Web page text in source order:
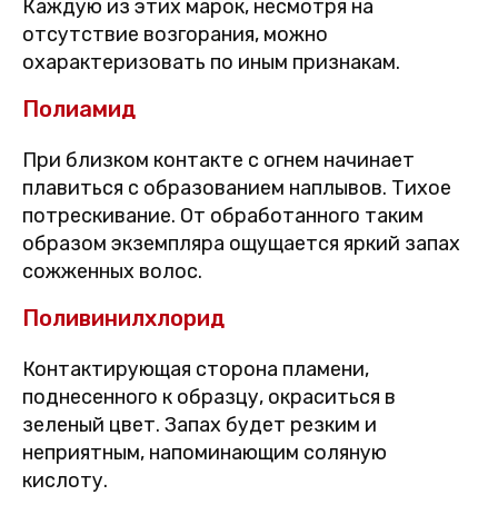
Каждую из этих марок, несмотря на
отсутствие возгорания, можно
охарактеризовать по иным признакам.
Полиамид
При близком контакте с огнем начинает
плавиться с образованием наплывов. Тихое
потрескивание. От обработанного таким
образом экземпляра ощущается яркий запах
сожженных волос.
Поливинилхлорид
Контактирующая сторона пламени,
поднесенного к образцу, окраситься в
зеленый цвет. Запах будет резким и
неприятным, напоминающим соляную
кислоту.